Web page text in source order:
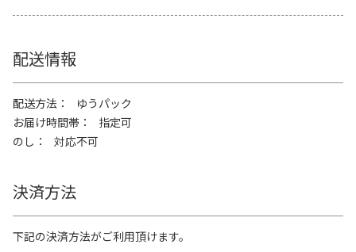
配送情報
配送方法
ゆうパック
お届け時間帯
指定可
のし
対応不可
決済方法
下記の決済方法がご利用頂けます。